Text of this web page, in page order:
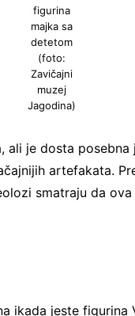
figurina
majka sa
detetom
(foto:
Zavičajni
muzej
Jagodina)
je dosta
artefakata.
smatraju da
ikada jeste figurina